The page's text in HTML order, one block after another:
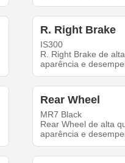
R. Right Brake
IS300
R. Right Brake de
aparência e
Rear Wheel
MR7 Black
Rear Wheel de alta
aparência e